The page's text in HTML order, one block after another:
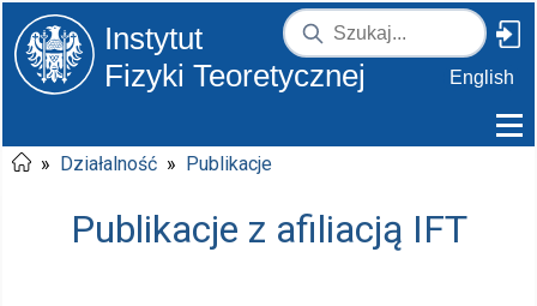
Instytut
Fizyki Teoretycznej
English
» Działalność » Publikacje
Publikacje z afiliacją IFT